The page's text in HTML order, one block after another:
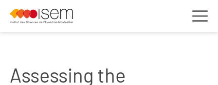
Assessing the